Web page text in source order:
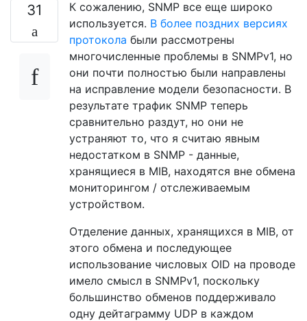
31
К сожалению, SNMP все еще широко
используется. В более поздних версиях
протокола были рассмотрены
многочисленные проблемы в SNMPv1, но
они почти полностью были направлены
на исправление модели безопасности. В
результате трафик SNMP теперь
сравнительно раздут, но они не
устраняют то, что я считаю явным
недостатком в SNMP - данные,
хранящиеся в MIB, находятся вне обмена
мониторингом / отслеживаемым
устройством.
Отделение данных, хранящихся в MIB, от
этого обмена и последующее
использование числовых OID на проводе
имело смысл в SNMPv1, поскольку
большинство обменов поддерживало
одну дейтаграмму UDP в каждом